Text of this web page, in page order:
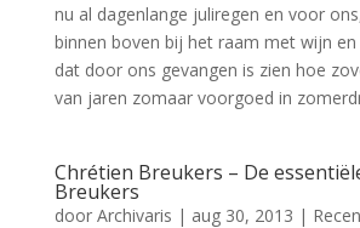
nu al dagenlange juliregen en voor
binnen boven bij het raam met wijn
dat door ons gevangen is zien hoe
van jaren zomaar voorgoed in
Chrétien Breukers – De
Breukers
door Archivaris | aug 30, 2013 |